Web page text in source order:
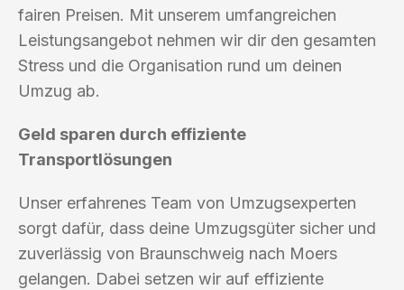
fairen Preisen. Mit unserem umfangreichen
Leistungsangebot nehmen wir dir den gesamten
Stress und die Organisation rund um deinen
Umzug ab.
Geld sparen durch effiziente
Transportlösungen
Unser erfahrenes Team von Umzugsexperten
sorgt dafür, dass deine Umzugsgüter sicher und
zuverlässig von Braunschweig nach Moers
gelangen. Dabei setzen wir auf effiziente